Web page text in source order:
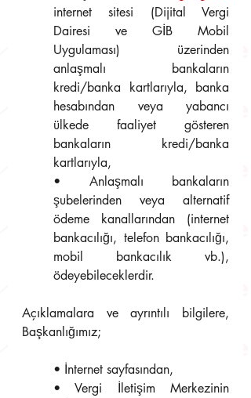
internet sitesi (Dijital Vergi
Dairesi ve GİB Mobil
Uygulaması) üzerinden
anlaşmalı bankaların
kredi/banka kartlarıyla, banka
hesabından veya yabancı
ülkede faaliyet gösteren
bankaların kredi/banka
kartlarıyla,
• Anlaşmalı bankaların
şubelerinden veya alternatif
ödeme kanallarından (internet
bankacılığı, telefon bankacılığı,
mobil bankacılık vb.),
ödeyebileceklerdir.
Açıklamalara ve ayrıntılı bilgilere,
Başkanlığımız;
• İnternet sayfasından,
• Vergi İletişim Merkezinin